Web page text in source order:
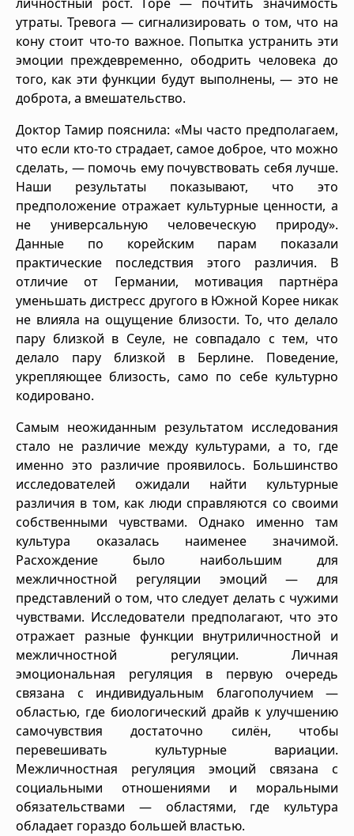
утраты. Тревога — сигнализировать о том, что на
кону стоит что-то важное. Попытка устранить эти
эмоции преждевременно, ободрить человека до
того, как эти функции будут выполнены, — это не
доброта, а вмешательство.
Доктор Тамир пояснила: «Мы часто предполагаем,
что если кто-то страдает, самое доброе, что можно
сделать, — помочь ему почувствовать себя лучше.
Наши результаты показывают, что это
предположение отражает культурные ценности, а
не универсальную человеческую природу».
Данные по корейским парам показали
практические последствия этого различия. В
отличие от Германии, мотивация партнёра
уменьшать дистресс другого в Южной Корее никак
не влияла на ощущение близости. То, что делало
пару близкой в Сеуле, не совпадало с тем, что
делало пару близкой в Берлине. Поведение,
укрепляющее близость, само по себе культурно
кодировано.
Самым неожиданным результатом исследования
стало не различие между культурами, а то, где
именно это различие проявилось. Большинство
исследователей ожидали найти культурные
различия в том, как люди справляются со своими
собственными чувствами. Однако именно там
культура оказалась наименее значимой.
Расхождение было наибольшим для
межличностной регуляции эмоций — для
представлений о том, что следует делать с чужими
чувствами. Исследователи предполагают, что это
отражает разные функции внутриличностной и
межличностной регуляции. Личная
эмоциональная регуляция в первую очередь
связана с индивидуальным благополучием —
областью, где биологический драйв к улучшению
самочувствия достаточно силён, чтобы
перевешивать культурные вариации.
Межличностная регуляция эмоций связана с
социальными отношениями и моральными
обязательствами — областями, где культура
обладает гораздо большей властью.